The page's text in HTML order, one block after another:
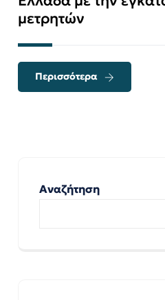
μετρητών
Περισσότερα
Αναζήτηση